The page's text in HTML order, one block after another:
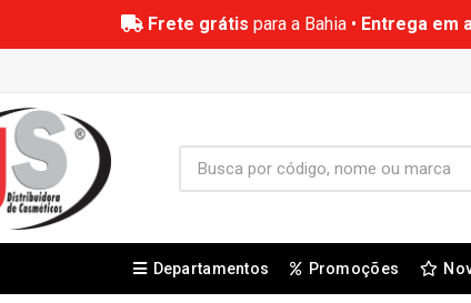
Frete grátis para a Bahia • Entrega em
Departamentos Promoções